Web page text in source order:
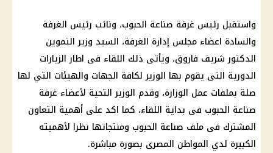
واستقبل رئيس غرفة صناعة الحبوب، ونائب رئيس الغرفة
والسادة اعضاء مجلس إدارة الغرفة، السيد وزير التموين
الدكتور شريف فاروق، ويأتى ذلك اللقاء فى اطار الزيارات
الدورية التى يقوم بها الوزير لكافة الجهات والهيئات التي لها
صلة بملفات عمل الوزارة، وقدم الوزير التحية لأعضاء غرفة
صناعة الحبوب فى بداية اللقاء، كما اكد على أهمية التعاون
المشترك فى ملف صناعة الحبوب ومنتجاتها نظرا لأهميته
الكبيرة لدي المواطن المصرى بصورة مباشرة.